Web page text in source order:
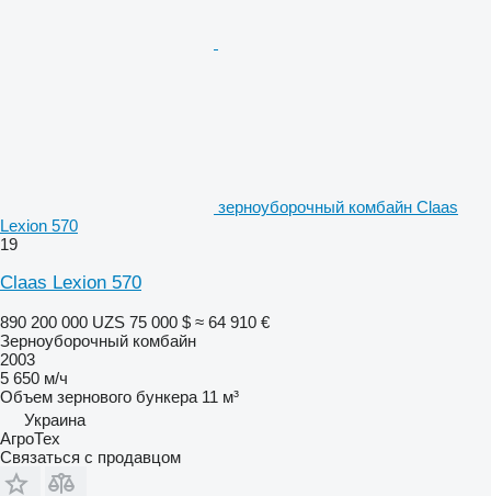
зерноуборочный комбайн Claas
Lexion 570
19
Claas Lexion 570
890 200 000 UZS 75 000 $ ≈ 64 910 €
Зерноуборочный комбайн
2003
5 650 м/ч
Объем зернового бункера 11 м³
Украина
АгроТех
Связаться с продавцом